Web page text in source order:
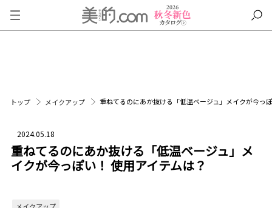
トップ メイクアップ 重ねてるのにあか抜ける「低温ベージュ」メイクが今っ
2024.05.18
重ねてるのにあか抜ける「低温ベージュ」メ
イクが今っぽい！ 使用アイテムは？